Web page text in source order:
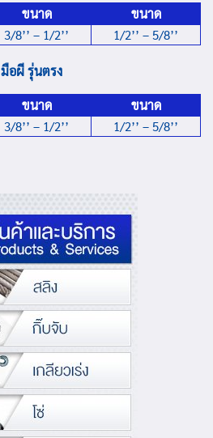
ขนาด ขนาด
3/8’’ – 1/2’’ 1/2’’ – 5/8’’
มือผี รุ่นตรง
ขนาด ขนาด
3/8’’ – 1/2’’ 1/2’’ – 5/8’’